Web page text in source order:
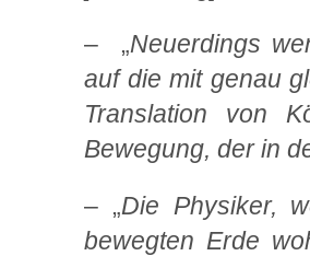
– „Neuerdings
auf die mit genau
Translation von
Bewegung, der in
– „Die Physiker,
bewegten Erde